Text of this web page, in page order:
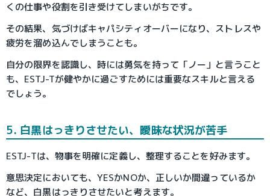
くの仕事や役割を引き受けてしまいがちです。
その結果、気づけばキャパシティオーバーになり、ストレスや
疲労を溜め込んでしまうことも。
自分の限界を認識し、時には勇気を持って「ノー」と言うこと
も、ESTJ-Tが健やかに過ごすためには重要なスキルと言える
でしょう。
5. 白黒はっきりさせたい、曖昧な状況が苦手
ESTJ-Tは、物事を明確に定義し、整理することを好みます。
意思決定においても、YESかNOか、正しいか間違っているか
など、白黒はっきりさせたいと考えます。